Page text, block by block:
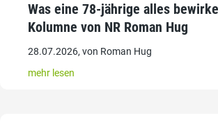
Was eine 78-jährige alles
Kolumne von NR Roman Hug
28.07.2026, von Roman Hug
mehr lesen